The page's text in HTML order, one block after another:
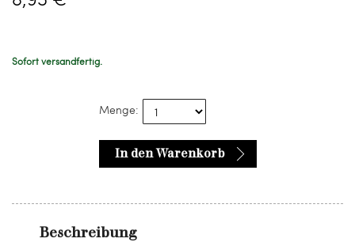
Sofort versandfertig.
Menge:
In den Warenkorb
Beschreibung